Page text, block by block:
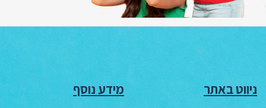
ניווט באתר מידע נוסף